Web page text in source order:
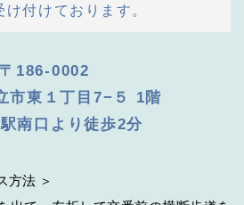
け付けております。
〒186-0002
市東１丁目7−５ 1階
南口より徒歩2分
方法 ＞